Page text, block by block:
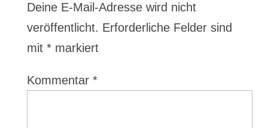
Deine E-Mail-Adresse wird nicht
veröffentlicht. Erforderliche Felder sind
mit *markiert
Kommentar *